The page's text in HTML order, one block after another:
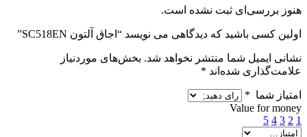
هنوز بررسی‌ای ثبت نشده است.
اولین کسی باشید که دیدگاهی می نویسد “اجاق آلتون SC518EN”
نشانی ایمیل شما منتشر نخواهد شد. بخش‌های موردنیاز
علامت‌گذاری شده‌اند *
امتیاز شما *
Value for money
1
2
3
4
5